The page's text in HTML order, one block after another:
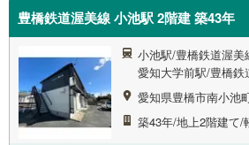
豊橋鉄道渥美線 小池駅 2階建 築43年
小池駅/豊橋鉄道渥美
愛知大学前駅/豊橋鉄
愛知県豊橋市南小池
築43年/地上2階建て/